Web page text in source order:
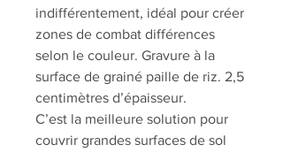
indifférentement, idéal pour créer
zones de combat différences
selon le couleur. Gravure à la
surface de grainé paille de riz. 2,5
centimètres d’épaisseur.
C’est la meilleure solution pour
couvrir grandes surfaces de sol